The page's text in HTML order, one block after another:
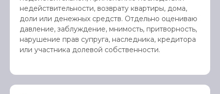
недействительности, возврату квартиры, дома,
доли или денежных средств. Отдельно оцениваю
давление, заблуждение, мнимость, притворность,
нарушение прав супруга, наследника, кредитора
или участника долевой собственности.